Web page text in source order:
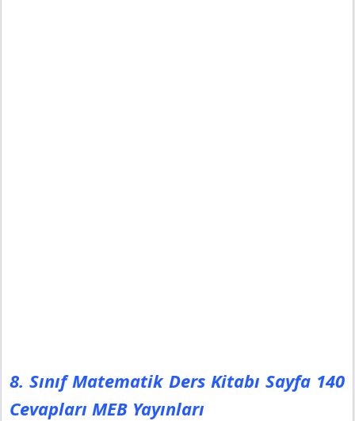
8. Sınıf Matematik Ders Kitabı Sayfa 140
Cevapları MEB Yayınları